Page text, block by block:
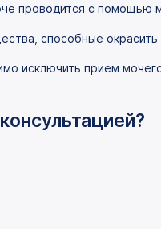
проводится с помощью
способные
исключить прием